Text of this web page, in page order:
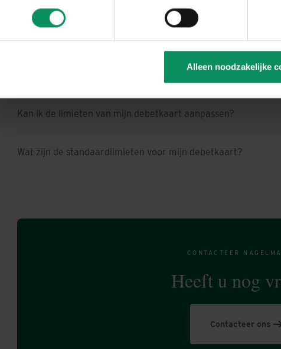
U kan uw toestemming op elk moment wijzigen of intrekken door dit
Alleen noodzakelijke
Kan ik de limieten van mijn debetkaart aanpassen?
Wat zijn de standaardlimieten voor mijn debetkaart?
CONTACTEER
Heeft u nog
Contacteer ons